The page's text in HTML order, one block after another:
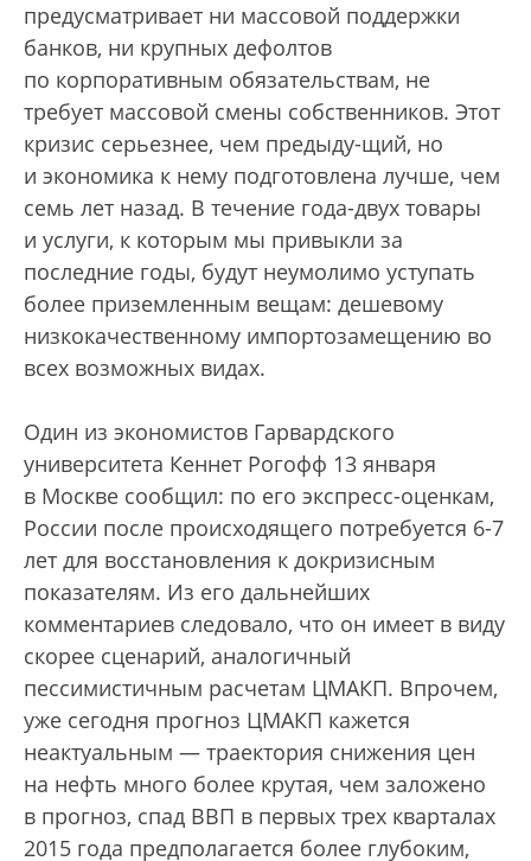
предусматривает ни массовой поддержки
банков, ни крупных дефолтов
по корпоративным обязательствам, не
требует массовой смены собственников. Этот
кризис серьезнее, чем предыду-щий, но
и экономика к нему подготовлена лучше, чем
семь лет назад. В течение года-двух товары
и услуги, к которым мы привыкли за
последние годы, будут неумолимо уступать
более приземленным вещам: дешевому
низкокачественному импортозамещению во
всех возможных видах.
Один из экономистов Гарвардского
университета Кеннет Рогофф 13 января
в Москве сообщил: по его экспресс-оценкам,
России после происходящего потребуется 6-7
лет для восстановления к докризисным
показателям. Из его дальнейших
комментариев следовало, что он имеет в виду
скорее сценарий, аналогичный
пессимистичным расчетам ЦМАКП. Впрочем,
уже сегодня прогноз ЦМАКП кажется
неактуальным — траектория снижения цен
на нефть много более крутая, чем заложено
в прогноз, спад ВВП в первых трех кварталах
2015 года предполагается более глубоким,